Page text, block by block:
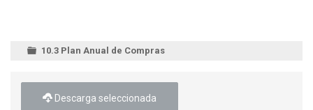
10.3 Plan Anual de Compras
Descarga seleccionada